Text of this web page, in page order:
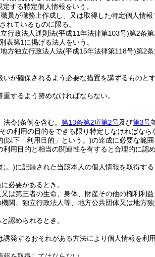
する特定個人情報をいう。
員が職務上作成し、又は取得した特定個人情
れているものに限る。
行政法人通則法(平成11年法律第103号)第2条
別表第1に掲げる法人をいう。
方独立行政法人法(平成15年法律第118号)第2条
が確保されるよう必要な措置を講ずるものとす
するよう努めなければならない。
法令(条例を含む。 第13条第2項第2号及び第3号
利用の目的をできる限り特定しなければなら
(以下「利用目的」という。)の達成に必要な範
用目的と相当の関連性を有すると合理的に認
。)に記録された当該本人の個人情報を取得す
必要があるとき。
は第三者の生命、身体、財産その他の権利利益
関、独立行政法人等、地方公共団体又は地方
認められるとき。
発するおそれがある方法により個人情報を利